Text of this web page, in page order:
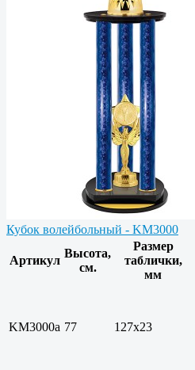
Кубок волейбольный - KM3000
Артикул
Высота,
см.
Размер
таблички,
мм
KM3000a 77 127х23